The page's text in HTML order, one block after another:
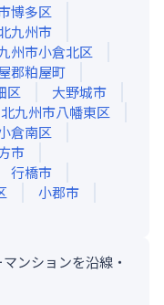
博多区
九州市
州市小倉北区
郡粕屋町
区
大野城市
北九州市八幡東区
倉南区
市
行橋市
小郡市
ンションを沿線・